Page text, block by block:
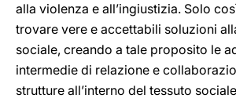
alla violenza e all’ingiustizia. Solo
trovare vere e accettabili soluzioni
sociale, creando a tale proposito le
intermedie di relazione e
strutture all’interno del tessuto